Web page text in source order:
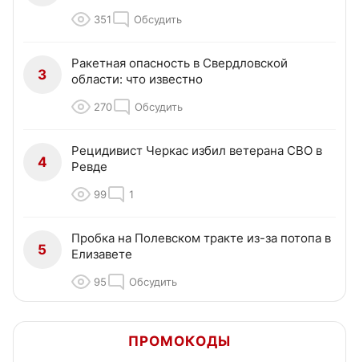
351 Обсудить
3
Ракетная опасность в Свердловской
области: что известно
270 Обсудить
4
Рецидивист Черкас избил ветерана СВО в
Ревде
99 1
5
Пробка на Полевском тракте из-за потопа в
Елизавете
95 Обсудить
ПРОМОКОДЫ